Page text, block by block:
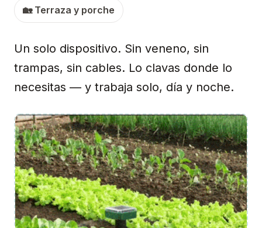
🏡 Terraza y porche
Un solo dispositivo. Sin veneno, sin
trampas, sin cables. Lo clavas donde lo
necesitas — y trabaja solo, día y noche.